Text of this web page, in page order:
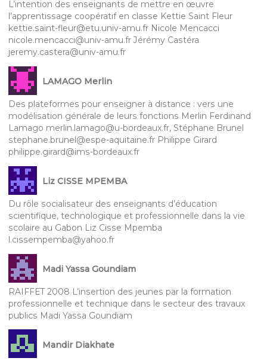
L’intention des enseignants de mettre en œuvre
l’apprentissage coopératif en classe Kettie Saint Fleur
kettie.saint-fleur@etu.univ-amu.fr Nicole Mencacci
nicole.mencacci@univ-amu.fr Jérémy Castéra
jeremy.castera@univ-amu.fr
LAMAGO Merlin
Des plateformes pour enseigner à distance : vers une
modélisation générale de leurs fonctions Merlin Ferdinand
Lamago merlin.lamago@u-bordeaux.fr, Stéphane Brunel
stephane.brunel@espe-aquitaine.fr Philippe Girard
philippe.girard@ims-bordeaux.fr
Liz CISSE MPEMBA
Du rôle socialisateur des enseignants d’éducation
scientifique, technologique et professionnelle dans la vie
scolaire au Gabon Liz Cisse Mpemba
l.cissempemba@yahoo.fr
Madi Yassa Goundiam
RAIFFET 2008 L’insertion des jeunes par la formation
professionnelle et technique dans le secteur des travaux
publics Madi Yassa Goundiam
Mandir Diakhate